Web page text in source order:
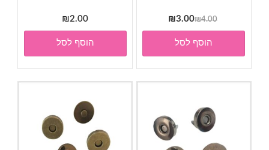
₪4.00
המחיר
המקורי
היה:
₪4.00.
₪3.00
הנוכחי
₪3.00.
הוסף לסל
₪2.00
הוסף לסל